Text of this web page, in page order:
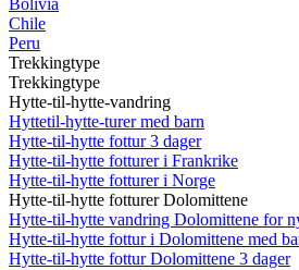
Bolivia
Chile
Peru
Trekkingtype
Trekkingtype
Hytte-til-hytte-vandring
Hyttetil-hytte-turer med barn
Hytte-til-hytte fottur 3 dager
Hytte-til-hytte fotturer i Frankrike
Hytte-til-hytte fotturer i Norge
Hytte-til-hytte fotturer Dolomittene
Hytte-til-hytte vandring Dolomittene for
Hytte-til-hytte fottur i Dolomittene med
Hytte-til-hytte fottur Dolomittene 3 dager